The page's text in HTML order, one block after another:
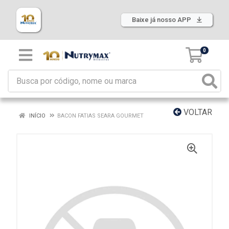
Baixe já nosso APP
0
VOLTAR
INÍCIO BACON FATIAS SEARA GOURMET